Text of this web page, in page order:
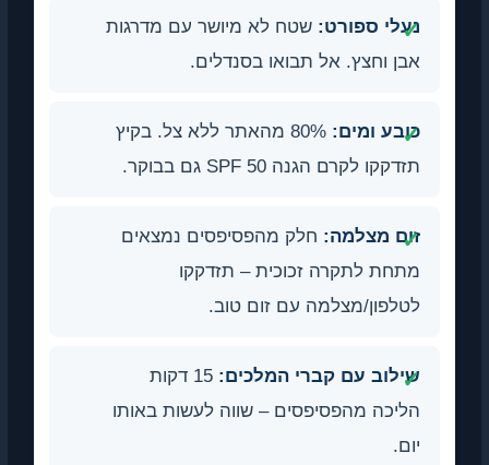
נעלי ספורט:שטח לא מיושר עם מדרגות
אבן וחצץ. אל תבואו בסנדלים.
כובע ומים:
80% מהאתר ללא צל. בקיץ
תזדקקו לקרם הגנה SPF 50 גם בבוקר.
זום מצלמה:חלק מהפסיפסים נמצאים
מתחת לתקרה זכוכית – תזדקקו
לטלפון/מצלמה עם זום טוב.
שילוב עם קברי המלכים:
15 דקות
הליכה מהפסיפסים – שווה לעשות באותו